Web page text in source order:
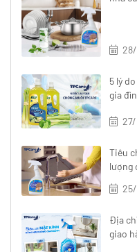
5 lý
gia
Tiêu
lượng
Địa
giao